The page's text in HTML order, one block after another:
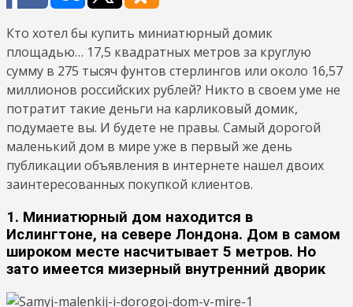
Кто хотел бы купить миниатюрный домик
площадью… 17,5 квадратных метров за круглую
сумму в 275 тысяч фунтов стерлингов или около 16,57
миллионов российских рублей? Никто в своем уме не
потратит такие деньги на карликовый домик,
подумаете вы. И будете не правы. Самый дорогой
маленький дом в мире уже в первый же день
публикации объявления в интернете нашел двоих
заинтересованных покупкой клиентов.
1. Миниатюрный дом находится в
Ислингтоне, на севере Лондона. Дом в самом
широком месте насчитывает 5 метров. Но
зато имеется мизерный внутренний дворик